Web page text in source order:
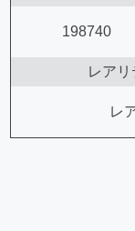
198740
レアリ
レ